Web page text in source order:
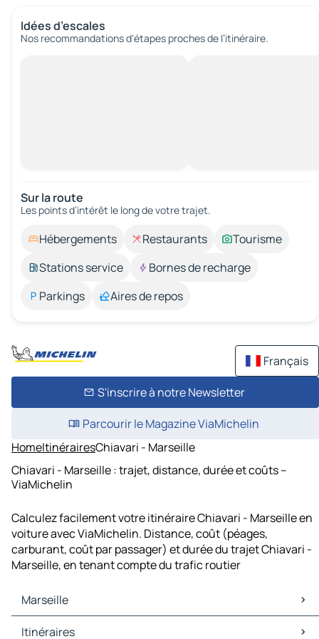
Idées d’escales
Nos recommandations d'étapes proches de l’itinéraire.
Sur la route
Les points d’intérêt le long de votre trajet.
Hébergements Restaurants
Tourisme
Stations service
Bornes de recharge
Parkings
Aires de repos
Français
S'inscrire à notre Newsletter
Parcourir le Magazine ViaMichelin
HomeItinérairesChiavari - Marseille
Chiavari - Marseille : trajet, distance, durée et coûts –
ViaMichelin
Calculez facilement votre itinéraire Chiavari - Marseille en
voiture avec ViaMichelin. Distance, coût (péages,
carburant, coût par passager) et durée du trajet Chiavari -
Marseille, en tenant compte du trafic routier
Marseille
Marseille Cartes et plans
Itinéraires